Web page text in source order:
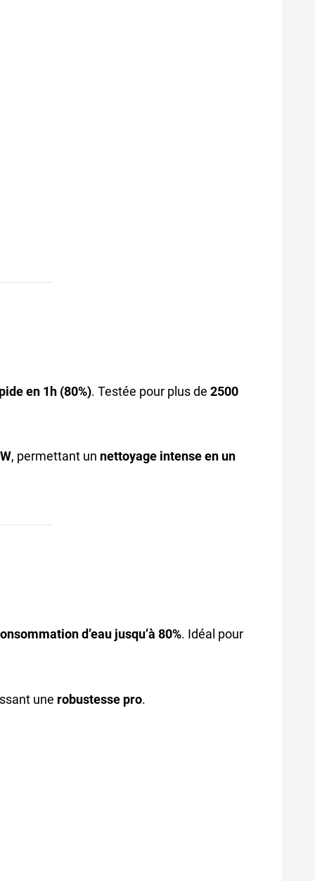
en 1h (80%). Testée pour plus de 2500
, permettant un nettoyage intense en un
d’eau jusqu’à 80%. Idéal pour
une robustesse pro.